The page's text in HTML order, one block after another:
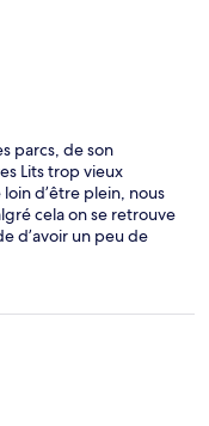
parcs, de son
Lits trop vieux
d’être plein, nous
cela on se retrouve
d’avoir un peu de